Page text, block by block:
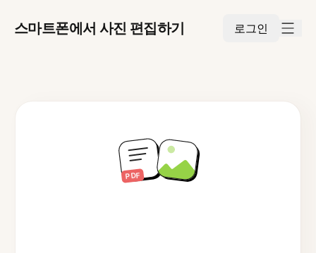
스마트폰에서 사진 편집하기 로그인